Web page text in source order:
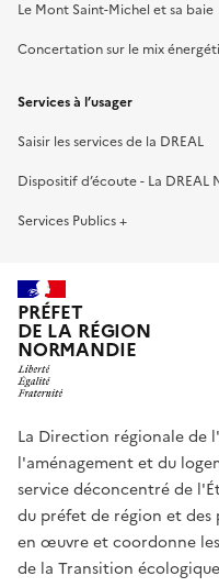
Le Mont Saint-Michel et sa baie
Concertation sur le mix
Services à l’usager
Saisir les services de la DREAL
Dispositif d’écoute - La
Services Publics +
PRÉFET
DE LA RÉGION
NORMANDIE
La Direction régionale de
l'aménagement et du
service déconcentré de
du préfet de région et
en œuvre et coordonne
de la Transition